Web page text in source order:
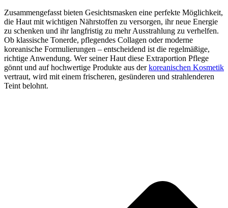
Zusammengefasst bieten Gesichtsmasken eine perfekte Möglichkeit,
die Haut mit wichtigen Nährstoffen zu versorgen, ihr neue Energie
zu schenken und ihr langfristig zu mehr Ausstrahlung zu verhelfen.
Ob klassische Tonerde, pflegendes Collagen oder moderne
koreanische Formulierungen – entscheidend ist die regelmäßige,
richtige Anwendung. Wer seiner Haut diese Extraportion Pflege
gönnt und auf hochwertige Produkte aus derkoreanischen Kosmetik
vertraut, wird mit einem frischeren, gesünderen und strahlenderen
Teint belohnt.